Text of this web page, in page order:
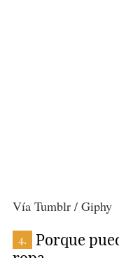
Vía Tumblr / Giphy
4.
Porque